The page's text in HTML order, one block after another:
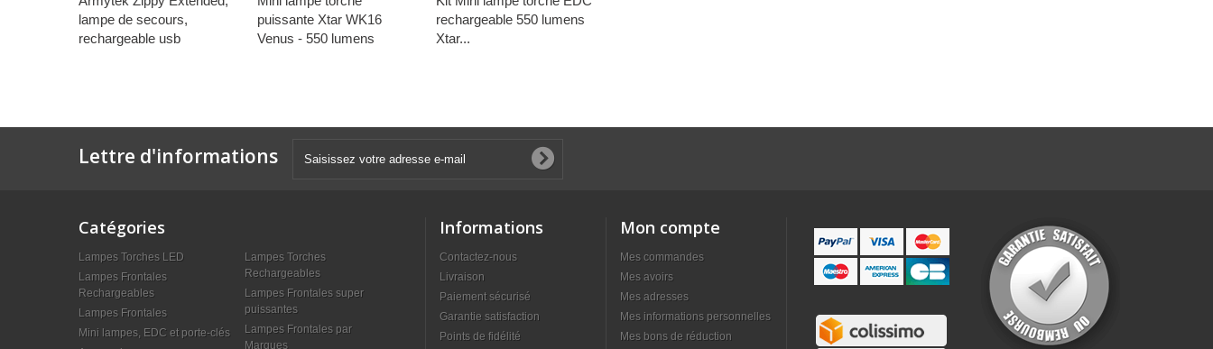
lampe de secours,
rechargeable usb
puissante Xtar WK16
Venus - 550 lumens
rechargeable 550 lumens
Xtar...
Lettre d'informations
Catégories
Lampes Torches LED
Lampes Frontales
Rechargeables
Lampes Frontales
Mini lampes, EDC et porte-clés
Lampes Torches
Rechargeables
Lampes Frontales super
puissantes
Lampes Frontales par
Marques
Informations
Contactez-nous
Livraison
Paiement sécurisé
Garantie satisfaction
Points de fidélité
Mon compte
Mes commandes
Mes avoirs
Mes adresses
Mes informations personnelles
Mes bons de réduction